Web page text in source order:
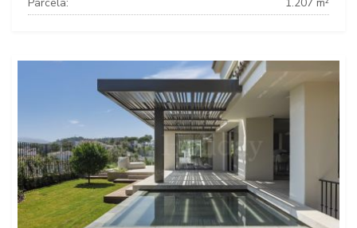
Parcela: 1.207 m²